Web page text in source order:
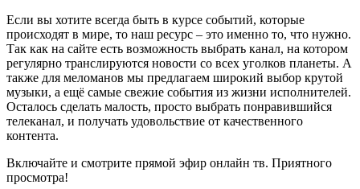
Если вы хотите всегда быть в курсе событий, которые
происходят в мире, то наш ресурс – это именно то, что нужно.
Так как на сайте есть возможность выбрать канал, на котором
регулярно транслируются новости со всех уголков планеты. А
также для меломанов мы предлагаем широкий выбор крутой
музыки, а ещё самые свежие события из жизни исполнителей.
Осталось сделать малость, просто выбрать понравившийся
телеканал, и получать удовольствие от качественного
контента.
Включайте и смотрите прямой эфир онлайн тв. Приятного
просмотра!